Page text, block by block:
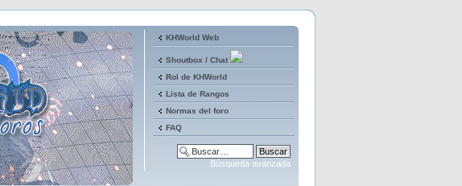
KHWorld Web
Shoutbox / Chat
Rol de KHWorld
Lista de Rangos
Normas del foro
FAQ
Búsqueda avanzada